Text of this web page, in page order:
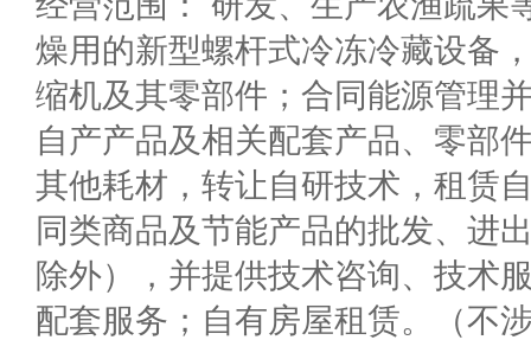
燥用的新型螺杆式冷冻冷藏设备
缩机及其零部件；合同能源管理
自产产品及相关配套产品、零部
其他耗材，转让自研技术，租赁
同类商品及节能产品的批发、进
除外），并提供技术咨询、技术
配套服务；自有房屋租赁。（不